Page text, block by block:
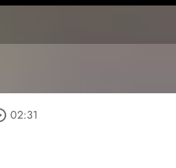
02:31